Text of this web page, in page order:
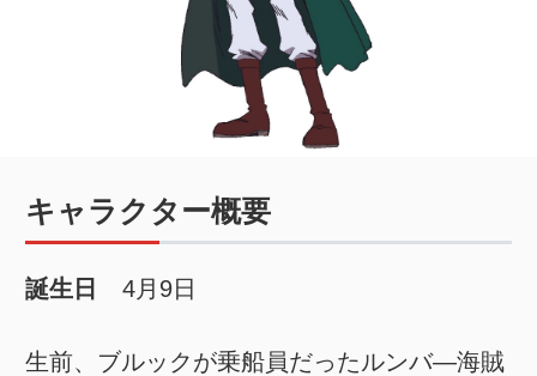
キャラクター概要
誕生日 4月9日
生前、ブルックが乗船員だったルンバ―海賊